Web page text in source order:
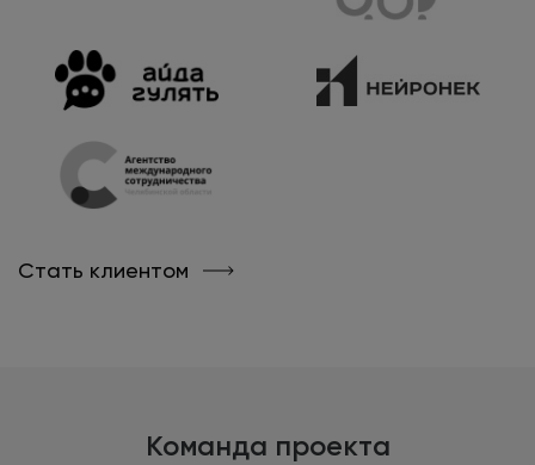
Стать клиентом
Команда проекта